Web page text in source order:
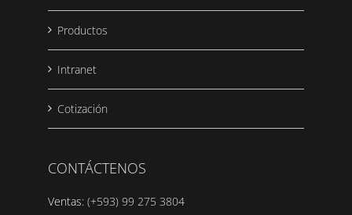
Productos
Intranet
Cotización
CONTÁCTENOS
Ventas: (+593) 99 275 3804